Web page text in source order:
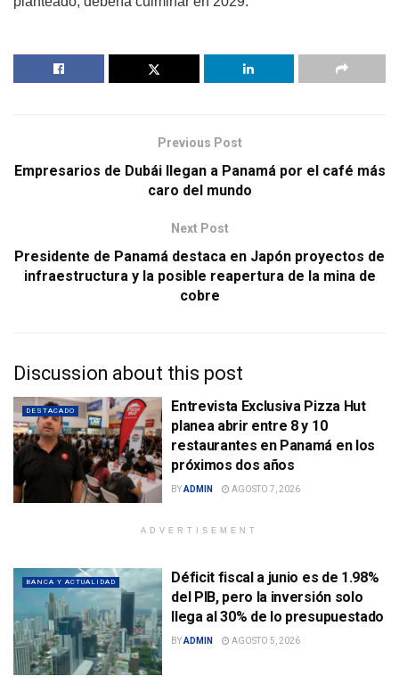
Previous Post
Empresarios de Dubái llegan a Panamá por el café más
caro del mundo
Next Post
Presidente de Panamá destaca en Japón proyectos de
infraestructura y la posible reapertura de la mina de
cobre
Discussion about this post
DESTACADO
Entrevista Exclusiva Pizza Hut
planea abrir entre 8 y 10
restaurantes en Panamá en los
próximos dos años
BYADMIN AGOSTO 7, 2026
ADVERTISEMENT
BANCA Y ACTUALIDAD
Déficit fiscal a junio es de 1.98%
del PIB, pero la inversión solo
llega al 30% de lo presupuestado
BYADMIN AGOSTO 5, 2026